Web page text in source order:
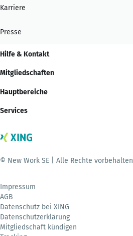
Karriere
Presse
Hilfe & Kontakt
Mitgliedschaften
Hauptbereiche
Services
© New Work SE | Alle Rechte vorbehalten
Impressum
AGB
Datenschutz bei XING
Datenschutzerklärung
Mitgliedschaft kündigen